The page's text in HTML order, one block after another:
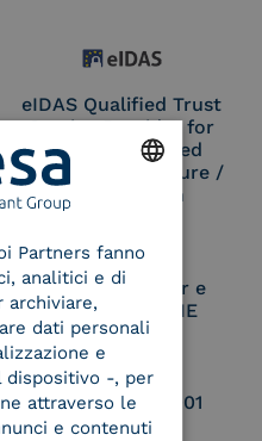
eIDAS Qualified Trust
Service Provider for
Remote Qualified
Electronic Signature /
Seal Creation
Service Provider e
Aggregatore CIE
UNI EN ISO 37001
ITALIAN
Partners fanno
analitici e di
archiviare,
dati personali
e
dispositivo -, per
attraverso le
e contenuti